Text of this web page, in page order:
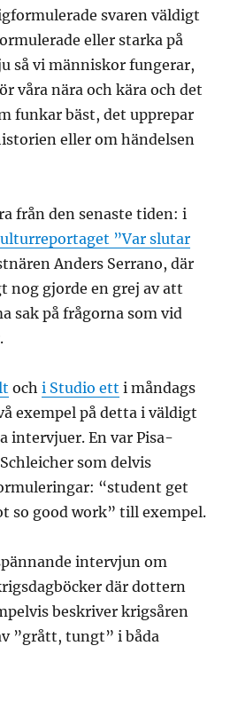
svaren väldigt
eller starka på
så vi människor fungerar,
våra nära och kära och det
funkar bäst, det upprepar
eller om händelsen
från den senaste tiden: i
”Var slutar
Anders Serrano, där
nog gjorde en grej av att
sak på frågorna som vid
ochi Studio ett i måndags
exempel på detta i väldigt
intervjuer. En var Pisa-
som delvis
“student get
so good work” till exempel.
intervjun om
där dottern
beskriver krigsåren
”grått, tungt” i båda